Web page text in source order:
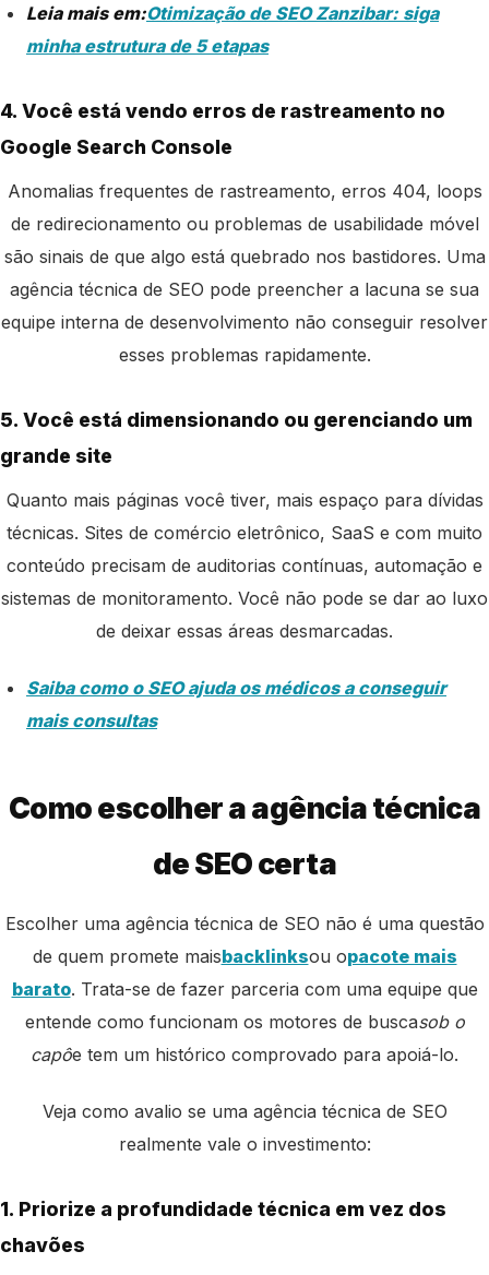
Leia mais em:Otimização de SEO Zanzibar: siga
minha estrutura de 5 etapas
4. Você está vendo erros de rastreamento no
Google Search Console
Anomalias frequentes de rastreamento, erros 404, loops
de redirecionamento ou problemas de usabilidade móvel
são sinais de que algo está quebrado nos bastidores. Uma
agência técnica de SEO pode preencher a lacuna se sua
equipe interna de desenvolvimento não conseguir resolver
esses problemas rapidamente.
5. Você está dimensionando ou gerenciando um
grande site
Quanto mais páginas você tiver, mais espaço para dívidas
técnicas. Sites de comércio eletrônico, SaaS e com muito
conteúdo precisam de auditorias contínuas, automação e
sistemas de monitoramento. Você não pode se dar ao luxo
de deixar essas áreas desmarcadas.
Saiba como o SEO ajuda os médicos a conseguir
mais consultas
Como escolher a agência técnica
de SEO certa
Escolher uma agência técnica de SEO não é uma questão
de quem promete maisbacklinksou opacote mais
barato. Trata-se de fazer parceria com uma equipe que
entende como funcionam os motores de buscasob o
capôe tem um histórico comprovado para apoiá-lo.
Veja como avalio se uma agência técnica de SEO
realmente vale o investimento:
1. Priorize a profundidade técnica em vez dos
chavões